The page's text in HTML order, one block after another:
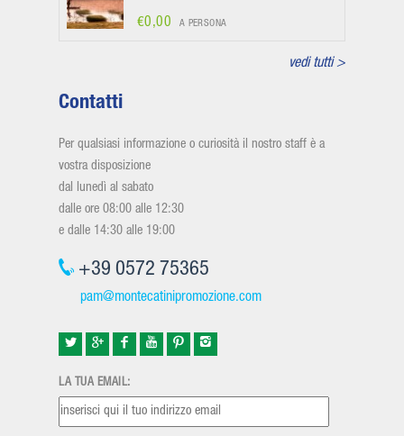
€0,00 A PERSONA
vedi tutti >
Contatti
Per qualsiasi informazione o curiosità il nostro staff è a
vostra disposizione
dal lunedì al sabato
dalle ore 08:00 alle 12:30
e dalle 14:30 alle 19:00
+39 0572 75365
pam@montecatinipromozione.com
LA TUA EMAIL: